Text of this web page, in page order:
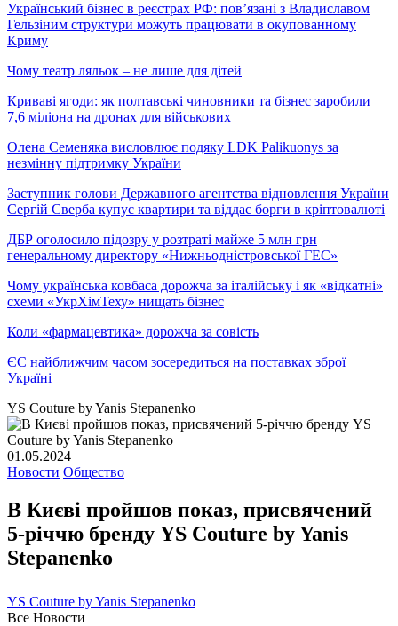
Український бізнес в реєстрах РФ: пов’язані з Владиславом
Гельзіним структури можуть працювати в окупованному
Криму
Чому театр ляльок – не лише для дітей
Криваві ягоди: як полтавські чиновники та бізнес заробили
7,6 міліона на дронах для військових
Олена Семеняка висловлює подяку LDK Palikuonys за
незмінну підтримку України
Заступник голови Державного агентства відновлення України
Сергій Сверба купує квартири та віддає борги в кріптовалюті
ДБР оголосило підозру у розтраті майже 5 млн грн
генеральному директору «Нижньодністровської ГЕС»
Чому українська ковбаса дорожча за італійську і як «відкатні»
схеми «УкрХімТеху» нищать бізнес
Коли «фармацевтика» дорожча за совість
ЄС найближчим часом зосередиться на поставках зброї
Україні
YS Couture by Yanis Stepanenko
01.05.2024
Новости Общество
В Києві пройшов показ, присвячений
5-річчю бренду YS Couture by Yanis
Stepanenko
YS Couture by Yanis Stepanenko
Все Новости